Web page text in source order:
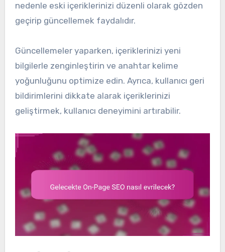
nedenle eski içeriklerinizi düzenli olarak gözden
geçirip güncellemek faydalıdır.
Güncellemeler yaparken, içeriklerinizi yeni
bilgilerle zenginleştirin ve anahtar kelime
yoğunluğunu optimize edin. Ayrıca, kullanıcı geri
bildirimlerini dikkate alarak içeriklerinizi
geliştirmek, kullanıcı deneyimini artırabilir.